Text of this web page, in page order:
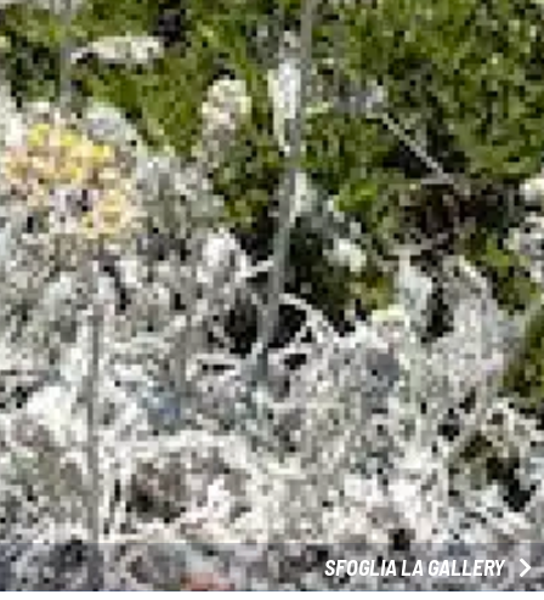
SFOGLIA LA GALLERY